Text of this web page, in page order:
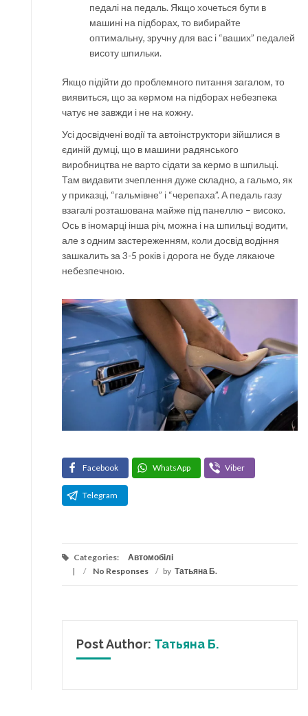
педалі на педаль. Якщо хочеться бути в
машині на підборах, то вибирайте
оптимальну, зручну для вас і “ваших” педалей
висоту шпильки.
Якщо підійти до проблемного питання загалом, то
виявиться, що за кермом на підборах небезпека
чатує не завжди і не на кожну.
Усі досвідчені водії та автоінструктори зійшлися в
єдиній думці, що в машини радянського
виробництва не варто сідати за кермо в шпильці.
Там видавити зчеплення дуже складно, а гальмо, як
у приказці, “гальмівне” і “черепаха”. А педаль газу
взагалі розташована майже під панеллю – високо.
Ось в іномарці інша річ, можна і на шпильці водити,
але з одним застереженням, коли досвід водіння
зашкалить за 3-5 років і дорога не буде лякаюче
небезпечною.
Facebook WhatsApp Viber
Telegram
Categories:
Автомобілі
/
No Responses / by Татьяна Б.
Post Author: Татьяна Б.